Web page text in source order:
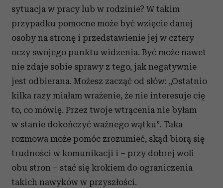
sytuacja w pracy lub w rodzinie? W takim
przypadku pomocne może być wzięcie danej
osoby na stronę i przedstawienie jej w cztery
oczy swojego punktu widzenia. Być może nawet
nie zdaje sobie sprawy z tego, jak negatywnie
jest odbierana. Możesz zacząć od słów: „Ostatnio
kilka razy miałam wrażenie, że nie interesuje cię
to, co mówię. Przez twoje wtrącenia nie byłam
w stanie dokończyć ważnego wątku”. Taka
rozmowa może pomóc zrozumieć, skąd biorą się
trudności w komunikacji i – przy dobrej woli
obu stron – stać się krokiem do ograniczenia
takich nawyków w przyszłości.